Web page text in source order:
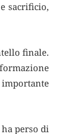
sacrificio,
finale.
perso di